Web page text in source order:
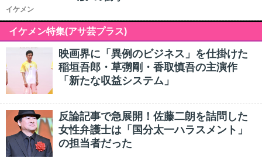
イケメン
イケメン特集(アサ芸プラス)
映画界に「異例のビジネス」を仕掛けた
稲垣吾郎・草彅剛・香取慎吾の主演作
「新たな収益システム」
反論記事で急展開！佐藤二朗を詰問した
女性弁護士は「国分太一ハラスメント」
の担当者だった